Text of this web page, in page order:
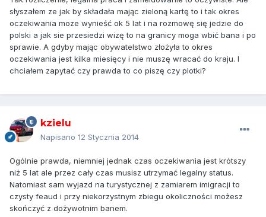
słyszałem ze jak by składała mając zieloną kartę to i tak okres
oczekiwania moze wynieść ok 5 lat i na rozmowę się jedzie do
polski a jak sie przesiedzi wizę to na granicy moga wbić bana i po
sprawie. A gdyby mając obywatelstwo złożyła to okres
oczekiwania jest kilka miesięcy i nie muszę wracać do kraju. I
chciałem zapytać czy prawda to co piszę czy plotki?
kzielu
Napisano 12 Stycznia 2014
Ogólnie prawda, niemniej jednak czas oczekiwania jest krótszy
niż 5 lat ale przez cały czas musisz utrzymać legalny status.
Natomiast sam wyjazd na turystycznej z zamiarem imigracji to
czysty feaud i przy niekorzystnym zbiegu okoliczności możesz
skończyć z dożywotnim banem.